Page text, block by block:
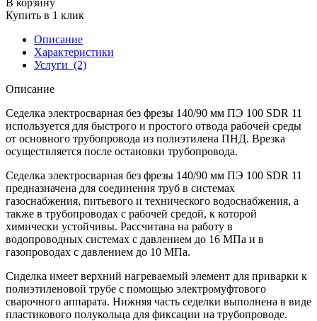
Купить в 1 клик
Описание
Характеристики
Услуги (2)
Описание
Седелка электросварная без фрезы 140/90 мм ПЭ 100 SDR 11
используется для быстрого и простого отвода рабочей среды
от основного трубопровода из полиэтилена ПНД. Врезка
осуществляется после остановки трубопровода.
Седелка электросварная без фрезы 140/90 мм ПЭ 100 SDR 11
предназначена для соединения труб в системах
газоснабжения, питьевого и технического водоснабжения, а
также в трубопроводах с рабочей средой, к которой
химически устойчивы. Рассчитана на работу в
водопроводных системах с давлением до 16 МПа и в
газопроводах с давлением до 10 МПа.
Сиделка имеет верхний нагреваемый элемент для приварки к
полиэтиленовой трубе с помощью электромуфтового
сварочного аппарата. Нижняя часть седелки выполнена в виде
пластикового полукольца для фиксации на трубопроводе.